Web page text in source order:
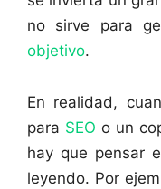
no sirve para
objetivo.
En realidad,
para SEO o un
hay que pensar
leyendo. Por